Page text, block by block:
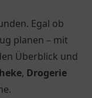
Egal ob
planen – mit
Überblick und
, Drogerie